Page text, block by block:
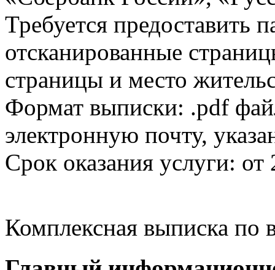
Требуется предоставить
отсканированные
страницы и место
Формат выписки: .pdf
электронную почту,
Срок оказания услуги: от
Комплексная выписка